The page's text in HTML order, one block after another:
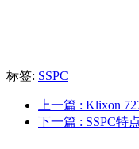
标签: SSPC
上一篇 : Klixon
下一篇 : SSPC特